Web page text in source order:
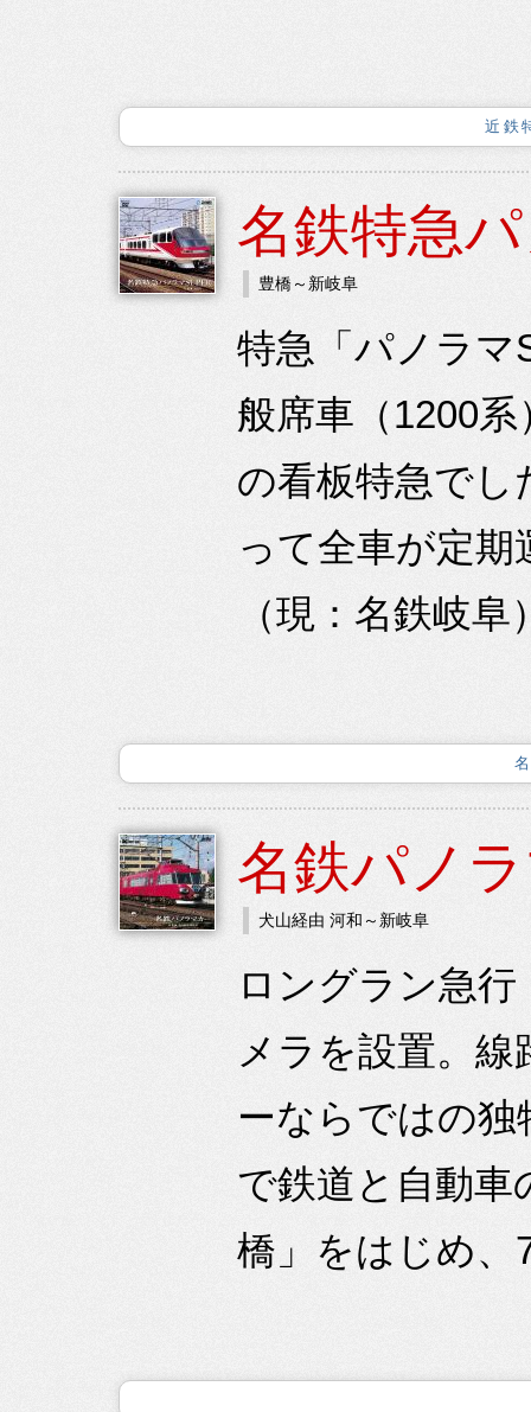
近鉄
名鉄特急
豊橋～新岐阜
特急「パノラマ
般席車（1200
の看板特急でし
って全車が定
（現：名鉄岐
名鉄パノ
犬山経由 河和～新岐阜
ロングラン急
メラを設置。
ーならではの独
で鉄道と自動車
橋」をはじめ、